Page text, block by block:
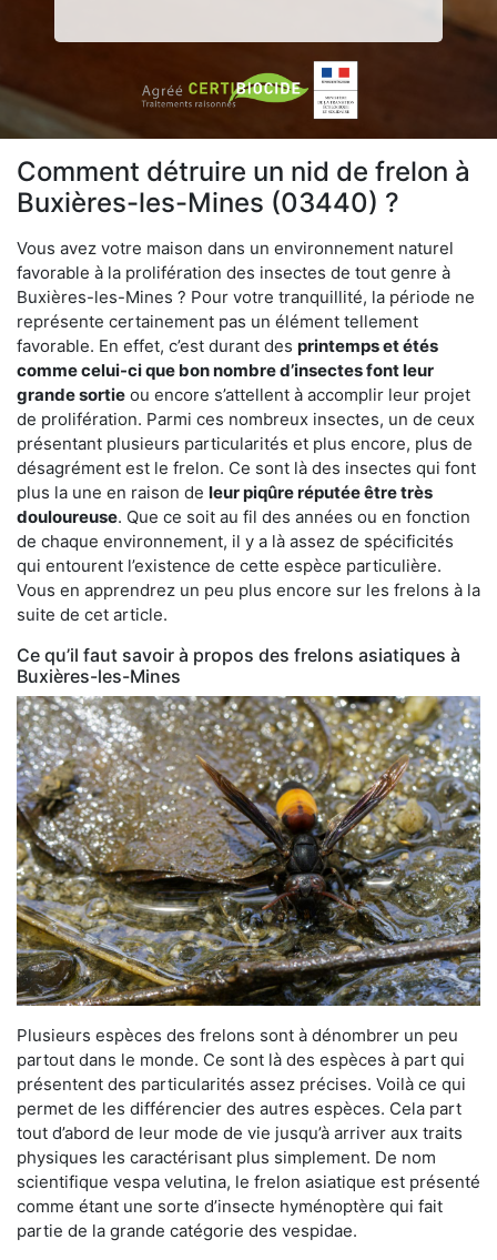
Comment détruire un nid de frelon à
Buxières-les-Mines (03440) ?
Vous avez votre maison dans un environnement naturel
favorable à la prolifération des insectes de tout genre à
Buxières-les-Mines ? Pour votre tranquillité, la période ne
représente certainement pas un élément tellement
favorable. En effet, c’est durant des printemps et étés
comme celui-ci que bon nombre d’insectes font leur
grande sortie ou encore s’attellent à accomplir leur projet
de prolifération. Parmi ces nombreux insectes, un de ceux
présentant plusieurs particularités et plus encore, plus de
désagrément est le frelon. Ce sont là des insectes qui font
plus la une en raison de leur piqûre réputée être très
douloureuse. Que ce soit au fil des années ou en fonction
de chaque environnement, il y a là assez de spécificités
qui entourent l’existence de cette espèce particulière.
Vous en apprendrez un peu plus encore sur les frelons à la
suite de cet article.
Ce qu’il faut savoir à propos des frelons asiatiques à
Buxières-les-Mines
Plusieurs espèces des frelons sont à dénombrer un peu
partout dans le monde. Ce sont là des espèces à part qui
présentent des particularités assez précises. Voilà ce qui
permet de les différencier des autres espèces. Cela part
tout d’abord de leur mode de vie jusqu’à arriver aux traits
physiques les caractérisant plus simplement. De nom
scientifique vespa velutina, le frelon asiatique est présenté
comme étant une sorte d’insecte hyménoptère qui fait
partie de la grande catégorie des vespidae.